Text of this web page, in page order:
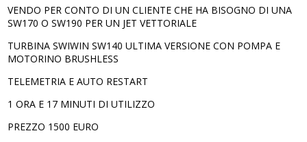
VENDO PER CONTO DI UN CLIENTE CHE HA BISOGNO DI UNA
SW170 O SW190 PER UN JET VETTORIALE
TURBINA SWIWIN SW140 ULTIMA VERSIONE CON POMPA E
MOTORINO BRUSHLESS
TELEMETRIA E AUTO RESTART
1 ORA E 17 MINUTI DI UTILIZZO
PREZZO 1500 EURO